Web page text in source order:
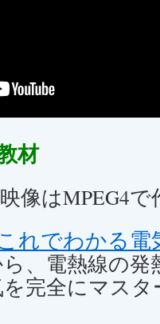
材
像はMPEG4
でわかる電
、電熱線の発
完全にマス